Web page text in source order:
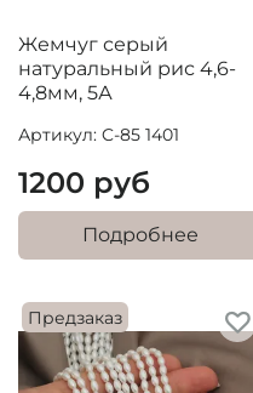
Жемчуг серый
натуральный рис 4,6-
4,8мм, 5А
Артикул: C-85 1401
1200 руб
Подробнее
Предзаказ